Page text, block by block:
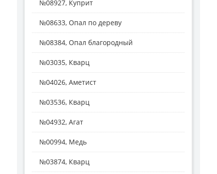
№08927, Куприт
№08633, Опал по дереву
№08384, Опал благородный
№03035, Кварц
№04026, Аметист
№03536, Кварц
№04932, Агат
№00994, Медь
№03874, Кварц